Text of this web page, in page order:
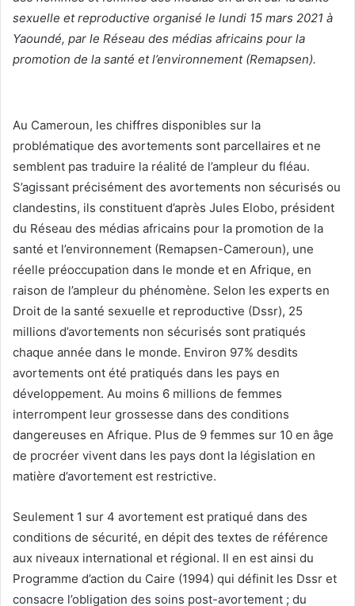
r
r
r
i
e
l
sexuelle et reproductive organisé le lundi 15 mars 2021 à
Yaoundé, par le Réseau des médias africains pour la
promotion de la santé et l’environnement (Remapsen).
Au Cameroun, les chiffres disponibles sur la
problématique des avortements sont parcellaires et ne
semblent pas traduire la réalité de l’ampleur du fléau.
S’agissant précisément des avortements non sécurisés ou
clandestins, ils constituent d’après Jules Elobo, président
du Réseau des médias africains pour la promotion de la
santé et l’environnement (Remapsen-Cameroun), une
réelle préoccupation dans le monde et en Afrique, en
raison de l’ampleur du phénomène. Selon les experts en
Droit de la santé sexuelle et reproductive (Dssr), 25
millions d’avortements non sécurisés sont pratiqués
chaque année dans le monde. Environ 97% desdits
avortements ont été pratiqués dans les pays en
développement. Au moins 6 millions de femmes
interrompent leur grossesse dans des conditions
dangereuses en Afrique. Plus de 9 femmes sur 10 en âge
de procréer vivent dans les pays dont la législation en
matière d’avortement est restrictive.
Seulement 1 sur 4 avortement est pratiqué dans des
conditions de sécurité, en dépit des textes de référence
aux niveaux international et régional. Il en est ainsi du
Programme d’action du Caire (1994) qui définit les Dssr et
consacre l’obligation des soins post-avortement ; du